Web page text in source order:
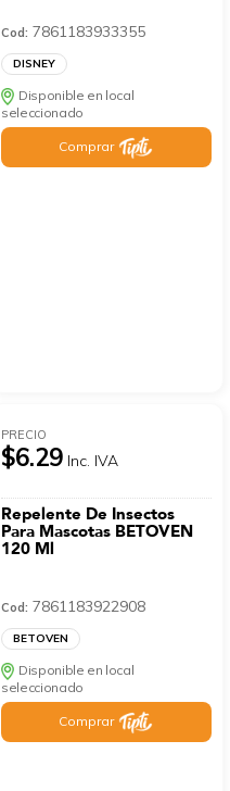
Cod: 7861183933355
DISNEY
Disponible en local
seleccionado
Comprar
PRECIO
$6.29 Inc. IVA
Repelente De Insectos
Para Mascotas BETOVEN
120 Ml
Cod: 7861183922908
BETOVEN
Disponible en local
seleccionado
Comprar